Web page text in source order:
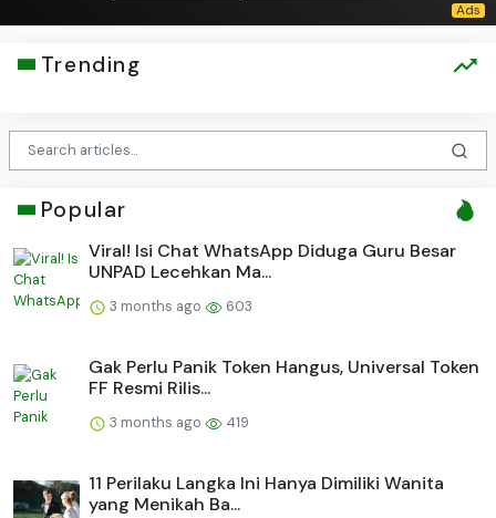
Trending
Popular
Viral! Isi Chat WhatsApp Diduga Guru Besar
UNPAD Lecehkan Ma...
3 months ago 603
Gak Perlu Panik Token Hangus, Universal Token
FF Resmi Rilis...
3 months ago 419
11 Perilaku Langka Ini Hanya Dimiliki Wanita
yang Menikah Ba...